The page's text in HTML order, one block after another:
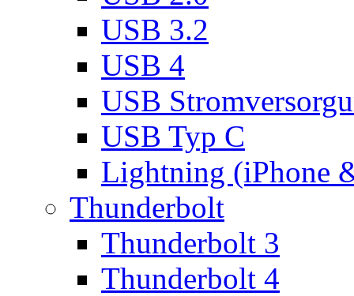
USB 3.2
USB 4
USB
USB Typ C
Lightning (iPhone
Thunderbolt
Thunderbolt 3
Thunderbolt 4